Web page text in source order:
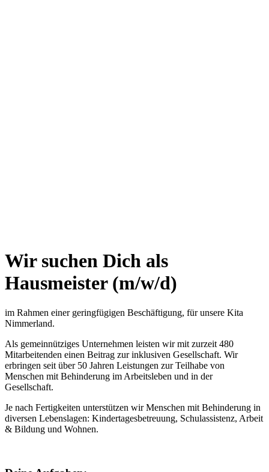
Wir suchen Dich als
Hausmeister (m/w/d)
im Rahmen einer geringfügigen Beschäftigung, für unsere Kita
Nimmerland.
Als gemeinnütziges Unternehmen leisten wir mit zurzeit 480
Mitarbeitenden einen Beitrag zur inklusiven Gesellschaft. Wir
erbringen seit über 50 Jahren Leistungen zur Teilhabe von
Menschen mit Behinderung im Arbeitsleben und in der
Gesellschaft.
Je nach Fertigkeiten unterstützen wir Menschen mit Behinderung in
diversen Lebenslagen: Kindertagesbetreuung, Schulassistenz, Arbeit
& Bildung und Wohnen.